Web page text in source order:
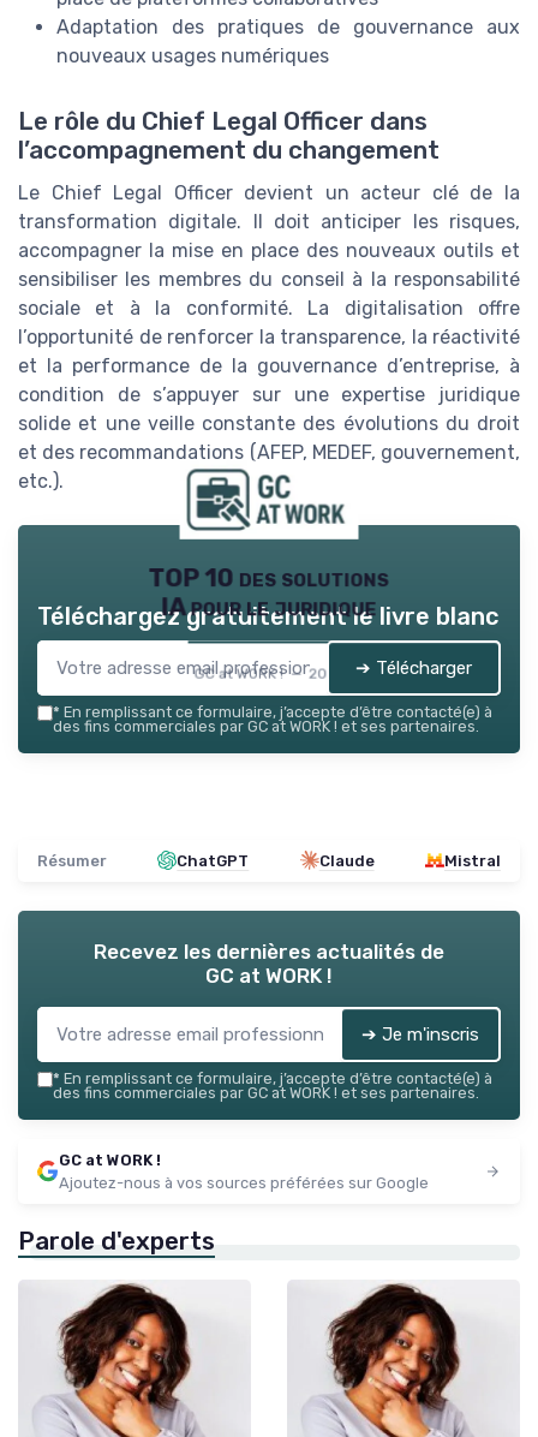
Adaptation des pratiques de gouvernance aux
nouveaux usages numériques
Le rôle du Chief Legal Officer dans
l’accompagnement du changement
Le Chief Legal Officer devient un acteur clé de la
transformation digitale. Il doit anticiper les risques,
accompagner la mise en place des nouveaux outils et
sensibiliser les membres du conseil à la responsabilité
sociale et à la conformité. La digitalisation offre
l’opportunité de renforcer la transparence, la réactivité
et la performance de la gouvernance d’entreprise, à
condition de s’appuyer sur une expertise juridique
solide et une veille constante des évolutions du droit
et des recommandations (AFEP, MEDEF, gouvernement,
etc.).
TOP 10 des solutions
IA pour le juridique
GC at WORK ! — 2026
Téléchargez gratuitement le livre blanc
➔ Télécharger
* En remplissant ce formulaire, j’accepte d’être contacté(e) à
des fins commerciales par GC at WORK ! et ses partenaires.
Résumer ChatGPT Claude Mistral
Recevez les dernières actualités de
GC at WORK !
➔ Je m'inscris
* En remplissant ce formulaire, j’accepte d’être contacté(e) à
des fins commerciales par GC at WORK ! et ses partenaires.
GC at WORK !
Ajoutez-nous à vos sources préférées sur Google
Parole d'experts